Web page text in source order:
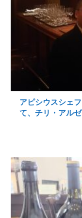
アピシウスシェ
て、チリ・アル